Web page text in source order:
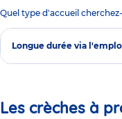
Quel type d'accueil
Longue durée via
Les crèches à